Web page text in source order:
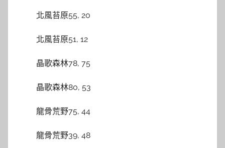
北風苔原55, 20
北風苔原51, 12
晶歌森林78, 75
晶歌森林80, 53
龍骨荒野75, 44
龍骨荒野39, 48